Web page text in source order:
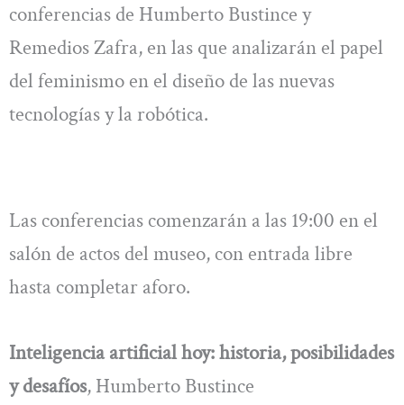
conferencias de Humberto Bustince y
Remedios Zafra, en las que analizarán el papel
del feminismo en el diseño de las nuevas
tecnologías y la robótica.
Las conferencias comenzarán a las 19:00 en el
salón de actos del museo, con entrada libre
hasta completar aforo.
Inteligencia artificial hoy: historia, posibilidades
y desafíos, Humberto Bustince